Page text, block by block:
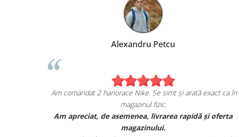
Alexandru Petcu
Am comandat 2 hanorace Nike. Se simt și arată exact ca în
magazinul fizic.
Am apreciat, de asemenea, livrarea rapidă și oferta
magazinului.